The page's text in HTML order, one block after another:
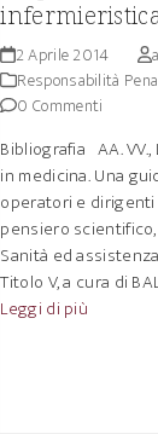
2 Aprile 2014
Responsabilità
0 Commenti
Bibliografia AA.
in medicina. Una
operatori e dirigenti
pensiero scientifico,
Sanità ed
Titolo V, a cura di
Leggi di più